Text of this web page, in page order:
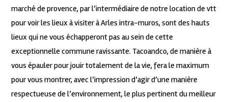
marché de provence, par l’intermédiaire de notre location de vtt
pour voir les lieux à visiter à Arles intra-muros, sont des hauts
lieux qui ne vous échapperont pas au sein de cette
exceptionnelle commune ravissante. Tacoandco, de manière à
vous épauler pour jouir totalement de la vie, fera le maximum
pour vous montrer, avec l’impression d’agir d’une manière
respectueuse de l’environnement, le plus pertinent du meilleur